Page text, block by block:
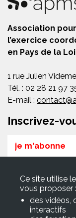
Association
l’exercice
en Pays de la
1 rue Julien
Tél. : 02 28 21 97
E-mail :
Inscrivez-
Email
En soumettant
saisies soient
Politique de
Ce site utilise
vous proposer :
des vidéos,
interactifs